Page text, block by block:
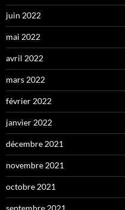
juin 2022
mai 2022
avril 2022
mars 2022
février 2022
janvier 2022
décembre 2021
novembre 2021
octobre 2021